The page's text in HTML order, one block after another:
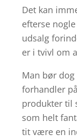
Det kan
efterse
udsalg
er i tvivl om
Man bør
forhandler
produkter til
som helt
tit være en